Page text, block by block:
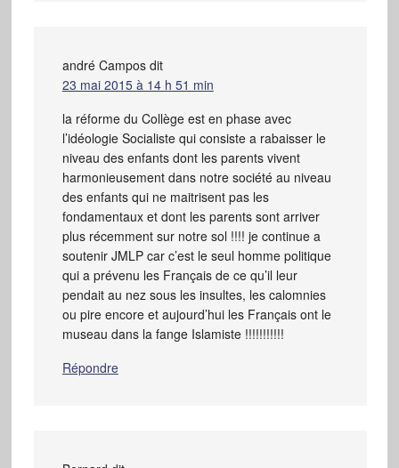
andré Campos dit
23 mai 2015 à 14 h 51 min
la réforme du Collège est en phase avec
l’idéologie Socialiste qui consiste a rabaisser le
niveau des enfants dont les parents vivent
harmonieusement dans notre société au niveau
des enfants qui ne maitrisent pas les
fondamentaux et dont les parents sont arriver
plus récemment sur notre sol !!!! je continue a
soutenir JMLP car c’est le seul homme politique
qui a prévenu les Français de ce qu’il leur
pendait au nez sous les insultes, les calomnies
ou pire encore et aujourd’hui les Français ont le
museau dans la fange Islamiste !!!!!!!!!!!
Répondre